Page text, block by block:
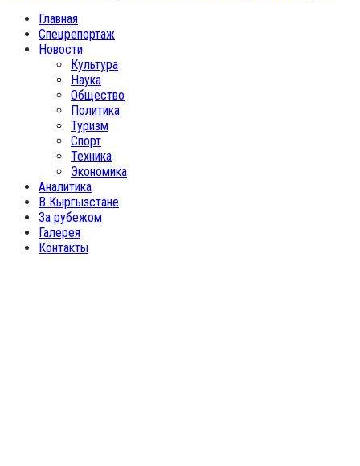
Главная
Спецрепортаж
Новости
Культура
Наука
Общество
Политика
Туризм
Спорт
Техника
Экономика
Аналитика
В Кыргызстане
За рубежом
Галерея
Контакты